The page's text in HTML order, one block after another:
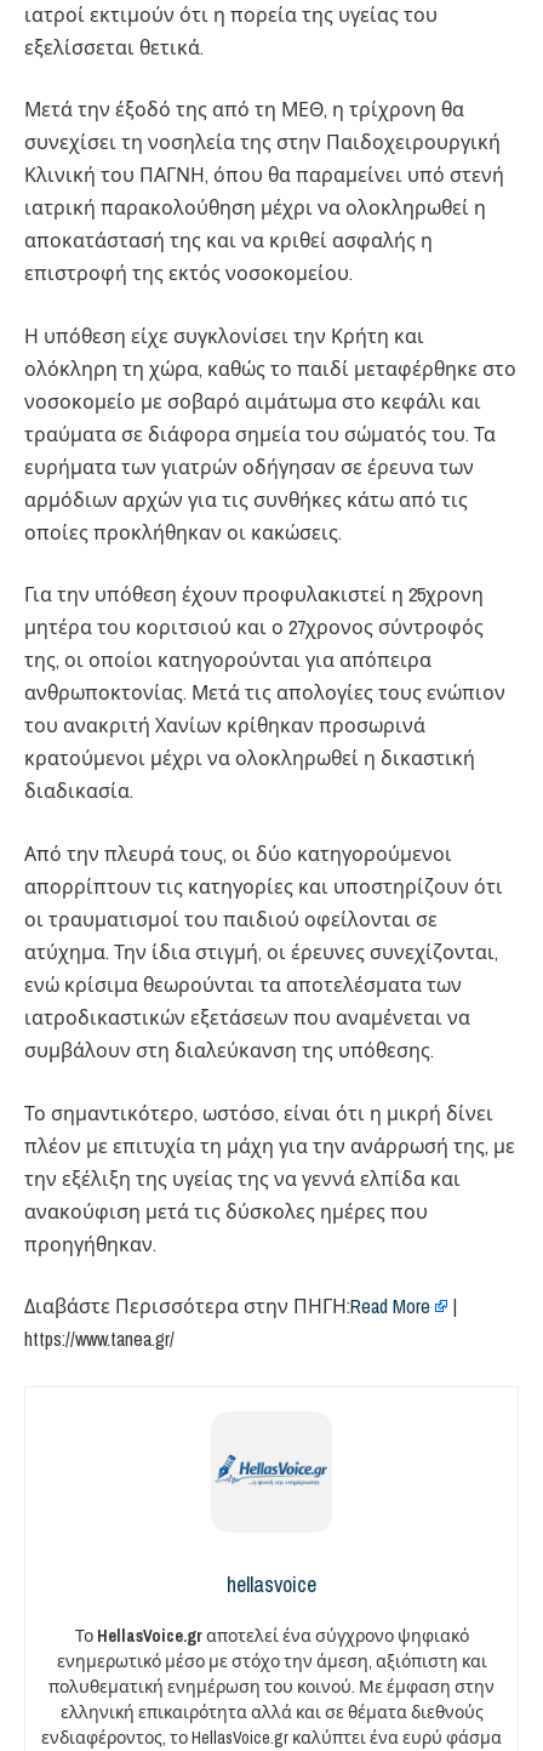
ιατροί εκτιμούν ότι η πορεία της υγείας του
εξελίσσεται θετικά.
Μετά την έξοδό της από τη ΜΕΘ, η τρίχρονη θα
συνεχίσει τη νοσηλεία της στην Παιδοχειρουργική
Κλινική του ΠΑΓΝΗ, όπου θα παραμείνει υπό στενή
ιατρική παρακολούθηση μέχρι να ολοκληρωθεί η
αποκατάστασή της και να κριθεί ασφαλής η
επιστροφή της εκτός νοσοκομείου.
Η υπόθεση είχε συγκλονίσει την Κρήτη και
ολόκληρη τη χώρα, καθώς το παιδί μεταφέρθηκε στο
νοσοκομείο με σοβαρό αιμάτωμα στο κεφάλι και
τραύματα σε διάφορα σημεία του σώματός του. Τα
ευρήματα των γιατρών οδήγησαν σε έρευνα των
αρμόδιων αρχών για τις συνθήκες κάτω από τις
οποίες προκλήθηκαν οι κακώσεις.
Για την υπόθεση έχουν προφυλακιστεί η 25χρονη
μητέρα του κοριτσιού και ο 27χρονος σύντροφός
της, οι οποίοι κατηγορούνται για απόπειρα
ανθρωποκτονίας. Μετά τις απολογίες τους ενώπιον
του ανακριτή Χανίων κρίθηκαν προσωρινά
κρατούμενοι μέχρι να ολοκληρωθεί η δικαστική
διαδικασία.
Από την πλευρά τους, οι δύο κατηγορούμενοι
απορρίπτουν τις κατηγορίες και υποστηρίζουν ότι
οι τραυματισμοί του παιδιού οφείλονται σε
ατύχημα. Την ίδια στιγμή, οι έρευνες συνεχίζονται,
ενώ κρίσιμα θεωρούνται τα αποτελέσματα των
ιατροδικαστικών εξετάσεων που αναμένεται να
συμβάλουν στη διαλεύκανση της υπόθεσης.
Το σημαντικότερο, ωστόσο, είναι ότι η μικρή δίνει
πλέον με επιτυχία τη μάχη για την ανάρρωσή της, με
την εξέλιξη της υγείας της να γεννά ελπίδα και
ανακούφιση μετά τις δύσκολες ημέρες που
προηγήθηκαν.
Διαβάστε Περισσότερα στην ΠΗΓΗ:​Read More
|
https://www.tanea.gr/
hellasvoice
Το HellasVoice.grαποτελεί ένα σύγχρονο ψηφιακό
ενημερωτικό μέσο με στόχο την άμεση, αξιόπιστη και
πολυθεματική ενημέρωση του κοινού. Με έμφαση στην
ελληνική επικαιρότητα αλλά και σε θέματα διεθνούς
ενδιαφέροντος, το HellasVoice.gr καλύπτει ένα ευρύ φάσμα